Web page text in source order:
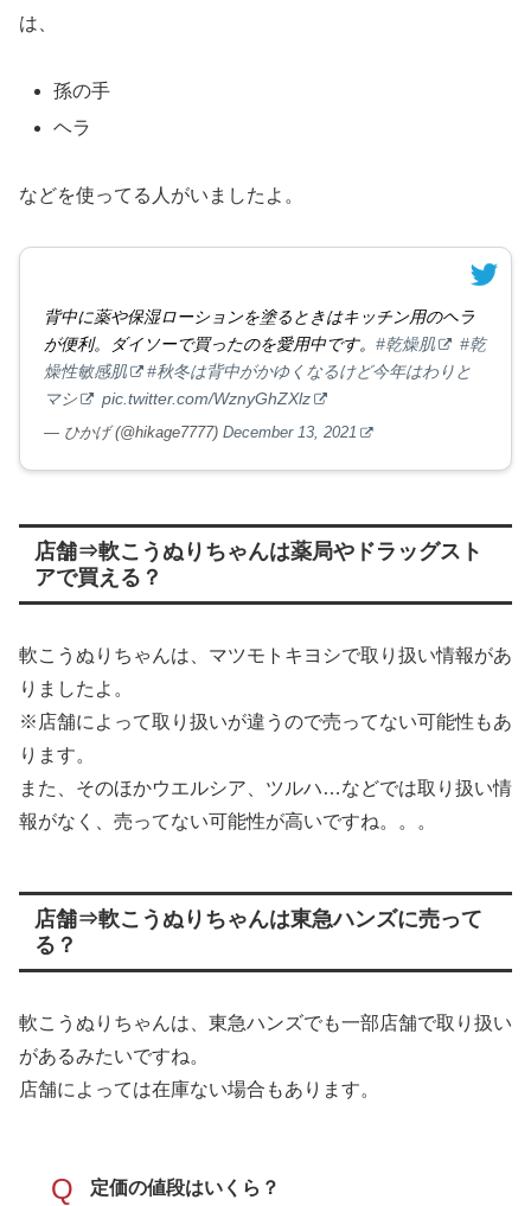
は、
孫の手
ヘラ
などを使ってる人がいましたよ。
背中に薬や保湿ローションを塗るときはキッチン用のヘラ
が便利。ダイソーで買ったのを愛用中です。 #乾燥肌
#乾
燥性敏感肌
#秋冬は背中がかゆくなるけど今年はわりと
マシ
pic.twitter.com/WznyGhZXlz
— ひかげ (@hikage7777) December 13, 2021
店舗⇒軟こうぬりちゃんは薬局やドラッグスト
アで買える？
軟こうぬりちゃんは、マツモトキヨシで取り扱い情報があ
りましたよ。
※店舗によって取り扱いが違うので売ってない可能性もあ
ります。
また、そのほかウエルシア、ツルハ…などでは取り扱い情
報がなく、売ってない可能性が高いですね。。。
店舗⇒軟こうぬりちゃんは東急ハンズに売って
る？
軟こうぬりちゃんは、東急ハンズでも一部店舗で取り扱い
があるみたいですね。
店舗によっては在庫ない場合もあります。
Q 定価の値段はいくら？